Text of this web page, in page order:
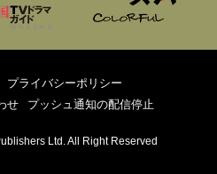
プライバシーポリシー
せ プッシュ通知の配信停止
Ltd. All Right Reserved